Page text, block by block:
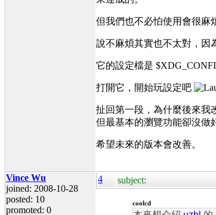
但我們也不必怕使用會很麻
說不麻煩其實也不太對，因
它的設定檔是
打開它，開始玩設定吧
扯回第一段，為什麼後來我
但最基本的瀏覽功能卻沒做
希望未來的版本會改善。
Vince Wu
joined: 2008-10-28
posted: 10
promoted: 0
4 subject:
coolcd